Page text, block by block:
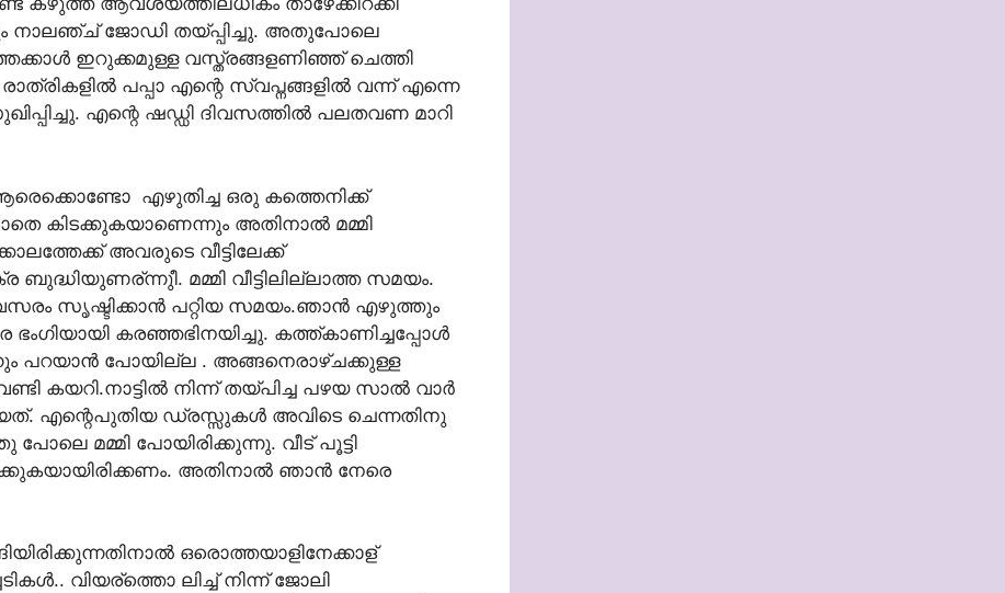
നാലഞ്ച് ജോഡി തയ്പ്പിച്ചു. അതുപോലെ
ഇറുക്കമുള്ള വസ്ത്രങ്ങളണിഞ്ഞ്‌ ചെത്തി
പപ്പാ എന്റെ സ്വപ്നങ്ങളില്‍ വന്ന് എന്നെ
എന്റെ ഷഡ്ഡി ദിവസത്തില്‍ പലതവണ മാറി
ആരെക്കൊണ്ടോ എഴുതിച്ച ഒരു കത്തെനിക്ക്
കിടക്കുകയാണെന്നും അതിനാല്‍ മമ്മി
അവരുടെ വീട്ടിലേക്ക്
മമ്മി വീട്ടിലില്ലാത്ത സമയം.
സൃഷ്ടിക്കാന്‍ പറ്റിയ സമയം.ഞാന്‍ എഴുത്തും
കരഞ്ഞഭിനയിച്ചു. കത്ത്കാണിച്ചപ്പോള്‍
പറയാന്‍ പോയില്ല . അങ്ങനെരാഴ്ചക്കുള്ള
കയറി.നാട്ടില്‍ നിന്ന് തയ്പിച്ച പഴയ സാല്‍ വാര്‍
എന്റെപുതിയ ഡ്രസ്സുകള്‍ അവിടെ ചെന്നതിനു
പോലെ മമ്മി പോയിരിക്കുന്നു. വീട് പൂട്ടി
അതിനാല്‍ ഞാന്‍ നേരെ
ഒരൊത്തയാളിനേക്കാള്
വിയര്ത്തൊ ലിച്ച് നിന്ന് ജോലി